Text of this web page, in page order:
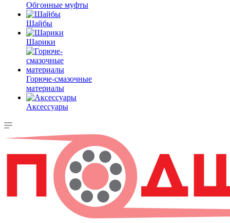
Обгонные муфты
Шайбы
Шарики
Горюче-смазочные
материалы
Аксессуары